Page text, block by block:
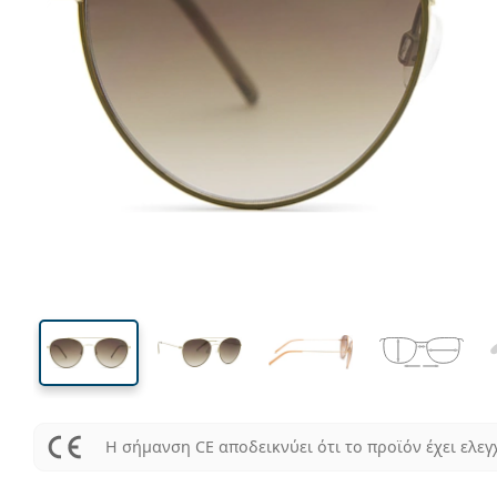
Μήκος σκελετού
46 mm
Ύψος φακού
52 mm
Μήκος φακού
Η σήμανση CE αποδεικνύει ότι το προϊόν έχει